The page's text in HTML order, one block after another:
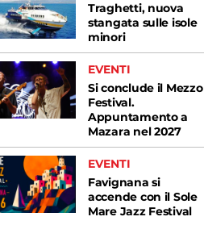
Traghetti, nuova
stangata sulle isole
minori
EVENTI
Si conclude il Mezzo
Festival.
Appuntamento a
Mazara nel 2027
EVENTI
Favignana si
accende con il Sole
Mare Jazz Festival